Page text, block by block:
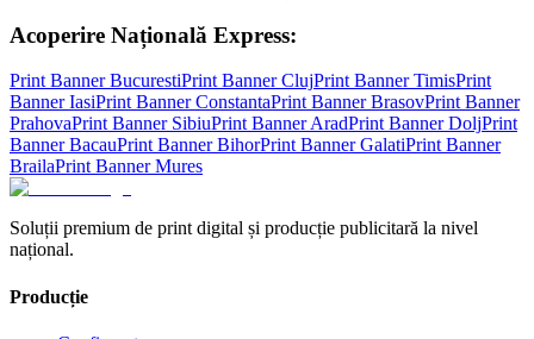
Acoperire Națională Express:
Print BannerBucurestiPrint BannerClujPrint BannerTimisPrint
BannerIasiPrint BannerConstantaPrint BannerBrasovPrint Banner
PrahovaPrint Banner SibiuPrint BannerAradPrint BannerDoljPrint
BannerBacauPrint BannerBihorPrint BannerGalatiPrint Banner
BrailaPrint BannerMures
Soluții premium de print digital și producție publicitară la nivel
național.
Producție